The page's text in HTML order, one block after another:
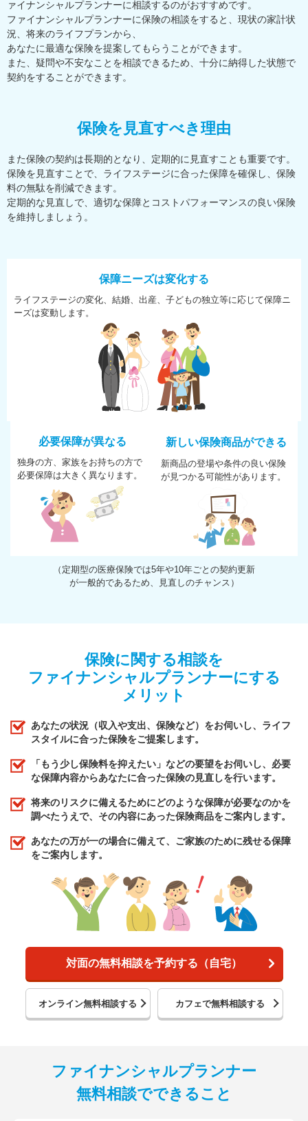
ァイナンシャルプランナーに相談するのがおすすめです。
ファイナンシャルプランナーに保険の相談をすると、現状の家計状
況、将来のライフプランから、
あなたに最適な保険を提案してもらうことができます。
また、疑問や不安なことを相談できるため、十分に納得した状態で
契約をすることができます。
保険を見直すべき理由
また保険の契約は長期的となり、定期的に見直すことも重要です。
保険を見直すことで、ライフステージに合った保障を確保し、保険
料の無駄を削減できます。
定期的な見直しで、適切な保障とコストパフォーマンスの良い保険
を維持しましょう。
保障ニーズは変化する
ライフステージの変化、結婚、 出産、子どもの独立等に応じて保障ニ
ーズは変動します。
必要保障が異なる
独身の方、家族をお持ちの方で
必要保障は大きく異なります。
新しい保険商品ができる
新商品の登場や条件の良い保険
が見つかる可能性があります。
（定期型の医療保険では5年や10年ごとの契約更新
が一般的であるため、見直しのチャンス）
保険に関する相談を
ファイナンシャルプランナーにする
メリット
あなたの状況（収入や支出、保険など）をお伺いし、ライフ
スタイルに合った保険をご提案します。
「もう少し保険料を抑えたい」などの要望をお伺いし、必要
な保障内容からあなたに合った保険の見直しを行います。
将来のリスクに備えるためにどのような保障が必要なのかを
調べたうえで、その内容にあった保険商品をご案内します。
あなたの万が一の場合に備えて、ご家族のために残せる保障
をご案内します。
対面の無料相談を予約する（自宅）
オンライン無料相談する カフェで無料相談する
ファイナンシャルプランナー
無料相談でできること